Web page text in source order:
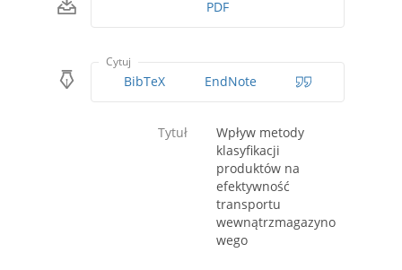
PDF
Cytuj
BibTeX EndNote
Tytuł
Wpływ metody
klasyfikacji
produktów na
efektywność
transportu
wewnątrzmagazyno
wego